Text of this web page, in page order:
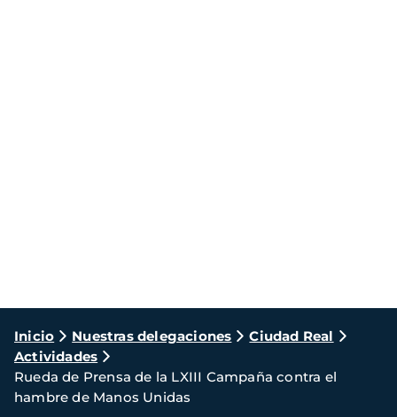
Ruta
de
navegación
Inicio Nuestras delegaciones
Ciudad Real
Actividades
Rueda de Prensa de la LXIII Campaña contra el
hambre de Manos Unidas